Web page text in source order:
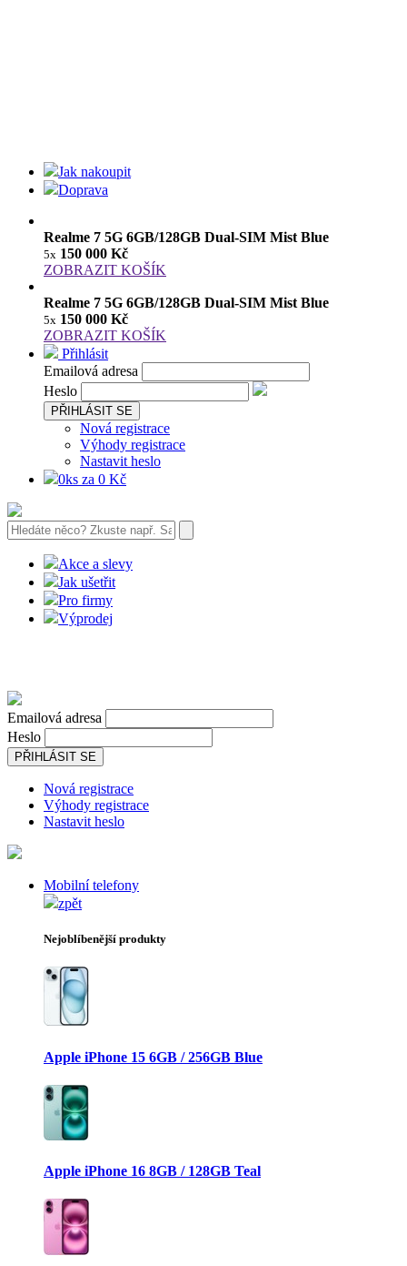
Jak nakoupit
Doprava
Realme 7 5G 6GB/128GB Dual-SIM Mist Blue
5x 150 000 Kč
ZOBRAZIT KOŠÍK
Realme 7 5G 6GB/128GB Dual-SIM Mist Blue
5x 150 000 Kč
ZOBRAZIT KOŠÍK
Přihlásit
Emailová adresa
Heslo
PŘIHLÁSIT SE
Nová registrace
Výhody registrace
Nastavit heslo
0ks za 0 Kč
Akce a slevy
Jak ušetřit
Pro firmy
Výprodej
Emailová adresa
Heslo
PŘIHLÁSIT SE
Nová registrace
Výhody registrace
Nastavit heslo
Mobilní telefony
zpět
Nejoblíbenější produkty
Apple iPhone 15 6GB / 256GB Blue
Apple iPhone 16 8GB / 128GB Teal